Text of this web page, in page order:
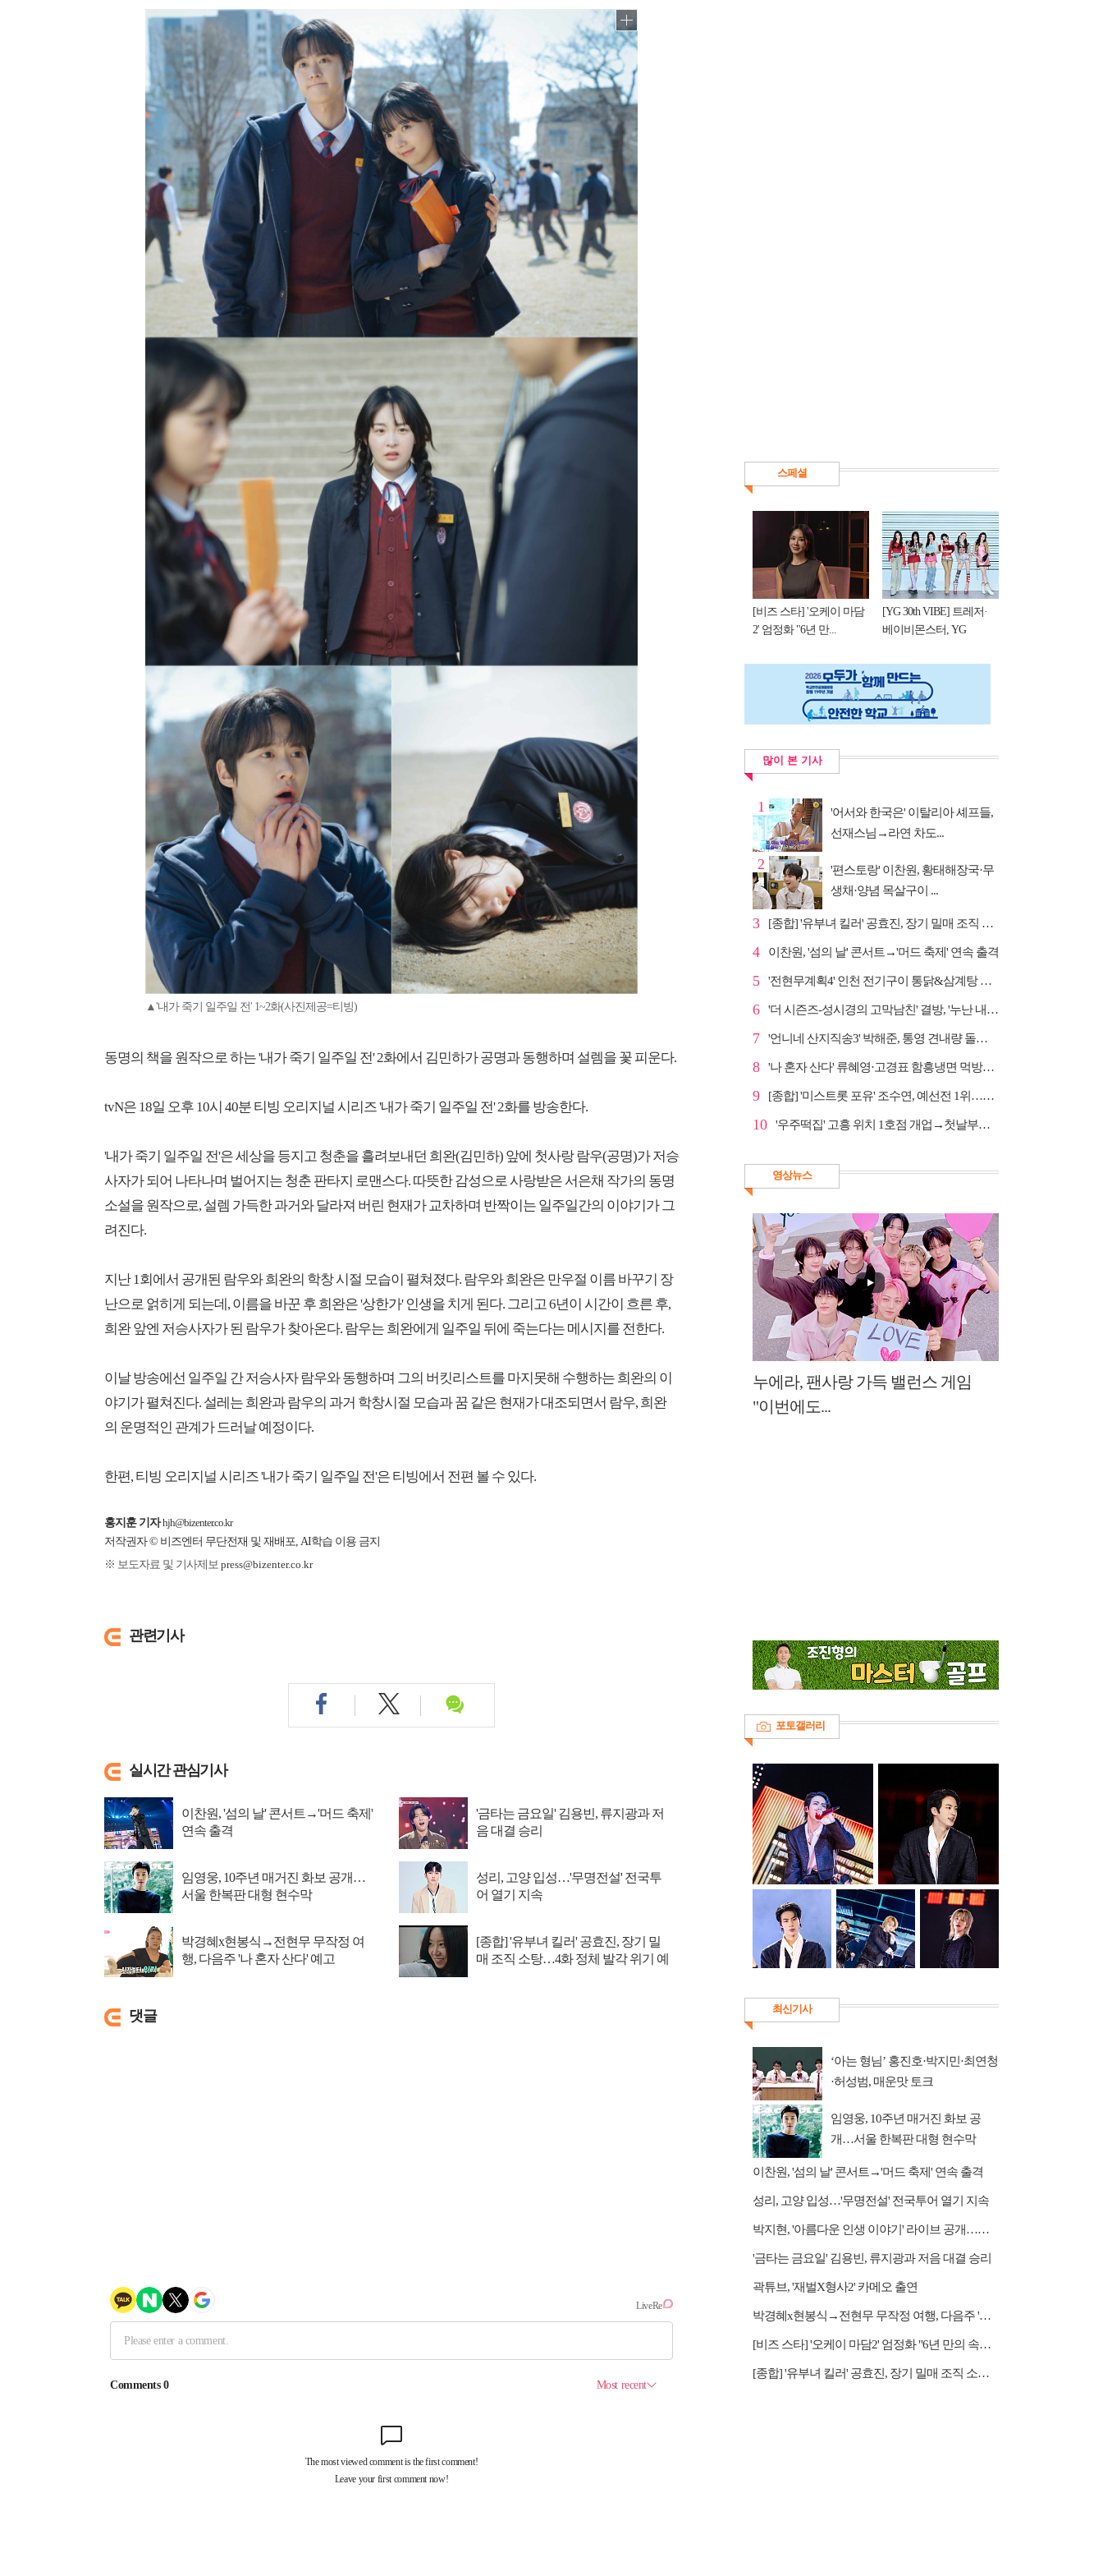
▲'내가 죽기 일주일 전' 1~2화(사진제공=티빙)
동명의 책을 원작으로 하는 '내가 죽기 일주일 전' 2화에서 김민하가 공명과 동행하며 설렘을 꽃 피운다.
tvN은 18일 오후 10시 40분 티빙 오리지널 시리즈 '내가 죽기 일주일 전' 2화를 방송한다.
'내가 죽기 일주일 전'은 세상을 등지고 청춘을 흘려보내던 희완(김민하) 앞에 첫사랑 람우(공명)가 저승
사자가 되어 나타나며 벌어지는 청춘 판타지 로맨스다. 따뜻한 감성으로 사랑받은 서은채 작가의 동명
소설을 원작으로, 설렘 가득한 과거와 달라져 버린 현재가 교차하며 반짝이는 일주일간의 이야기가 그
려진다.
지난 1회에서 공개된 람우와 희완의 학창 시절 모습이 펼쳐졌다. 람우와 희완은 만우절 이름 바꾸기 장
난으로 얽히게 되는데, 이름을 바꾼 후 희완은 '상한가' 인생을 치게 된다. 그리고 6년이 시간이 흐른 후,
희완 앞엔 저승사자가 된 람우가 찾아온다. 람우는 희완에게 일주일 뒤에 죽는다는 메시지를 전한다.
이날 방송에선 일주일 간 저승사자 람우와 동행하며 그의 버킷리스트를 마지못해 수행하는 희완의 이
야기가 펼쳐진다. 설레는 희완과 람우의 과거 학창시절 모습과 꿈 같은 현재가 대조되면서 람우, 희완
의 운명적인 관계가 드러날 예정이다.
한편, 티빙 오리지널 시리즈 '내가 죽기 일주일 전'은 티빙에서 전편 볼 수 있다.
홍지훈 기자 hjh@bizenter.co.kr
저작권자 © 비즈엔터 무단전재 및 재배포, AI학습 이용 금지
※ 보도자료 및 기사제보 press@bizenter.co.kr
관련기사
실시간 관심기사
이찬원, '섬의 날' 콘서트→'머드 축제'
연속 출격
'금타는 금요일' 김용빈, 류지광과 저
음 대결 승리
임영웅, 10주년 매거진 화보 공개…
서울 한복판 대형 현수막
성리, 고양 입성…'무명전설' 전국투
어 열기 지속
박경혜x현봉식→전현무 무작정 여
행, 다음주 '나 혼자 산다' 예고
[종합] '유부녀 킬러' 공효진, 장기 밀
매 조직 소탕…4화 정체 발각 위기 예
댓글
스페셜
[비즈 스타] '오케이 마담
2' 엄정화 "6년 만...
[YG 30th VIBE] 트레저·
베이비몬스터, YG
많이 본 기사
1
'어서와 한국은' 이탈리아 셰프들,
선재스님→라연 차도...
2
'편스토랑' 이찬원, 황태해장국·무
생채·양념 목살구이 ...
3 [종합] '유부녀 킬러' 공효진, 장기 밀매 조직 소탕…4...
4 이찬원, '섬의 날' 콘서트→'머드 축제' 연속 출격
5 '전현무계획4' 인천 전기구이 통닭&삼계탕 노포 맛집 탐방
6 '더 시즌즈-성시경의 고막남친' 결방, '누난 내게 여자...
7 '언니네 산지직송3' 박해준, 통영 견내량 돌미역 조업 ...
8 '나 혼자 산다' 류혜영·고경표 함흥냉면 먹방→남산 산책
9 [종합] '미스트롯 포유' 조수연, 예선전 1위…신윤승 지...
10 '우주떡집' 고흥 위치 1호점 개업→첫날부터 大위기
영상뉴스
누에라, 팬사랑 가득 밸런스 게임
"이번에도...
포토갤러리
최신기사
‘아는 형님’ 홍진호·박지민·최연청
·허성범, 매운맛 토크
임영웅, 10주년 매거진 화보 공
개…서울 한복판 대형 현수막
이찬원, '섬의 날' 콘서트→'머드 축제' 연속 출격
성리, 고양 입성…'무명전설' 전국투어 열기 지속
박지현, '아름다운 인생 이야기' 라이브 공개…감성 보컬 전달
'금타는 금요일' 김용빈, 류지광과 저음 대결 승리
곽튜브, '재벌X형사2' 카메오 출연
박경혜x현봉식→전현무 무작정 여행, 다음주 '나 혼자 산다' 예고
[비즈 스타] '오케이 마담2' 엄정화 "6년 만의 속편 제작, 하늘의 뜻"(인터뷰)
[종합] '유부녀 킬러' 공효진, 장기 밀매 조직 소탕…4화 정체 발각 위기 예고